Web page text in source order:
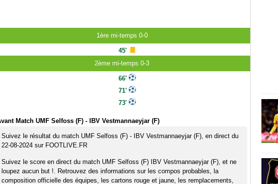
1ère mi-temps 0-0
45'
2ème mi-temps 0-3
66'
71'
73'
Match UMF Selfoss (F) - IBV Vestmannaeyjar (F)
Suivez le résultat du match UMF Selfoss (F) - IBV Vestmannaeyjar (F), en direct du
22-08-2024 sur FOOTLIVE.FR
Suivez le score en direct du match UMF Selfoss (F) IBV Vestmannaeyjar (F), et ne
loupez aucun but !. Retrouvez des informations sur les compos probables, la
composition officielle des équipes, les cartons rouge et jaune, les remplacements,